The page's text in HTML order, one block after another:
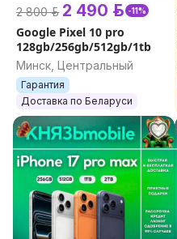
2 800 р. 2 490 р. -11%
Google Pixel 10 pro
128gb/256gb/512gb/1tb
Минск, Центральный
Гарантия
Доставка по Беларуси